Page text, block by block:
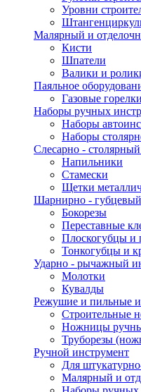
Уровни
Малярный и
Кисти
Шпатели
Валики и
Паяльное
Газовые горелки
Наборы ручных
Наборы
Наборы
Слесарно -
Напильники
Стамески
Щетки
Шарнирно -
Бокорезы
Переставные
Плоскогубцы и
Тонкогубцы и
Ударно - рычажный
Молотки
Кувалды
Режушие и пильные
Строительные
Ножницы
Труборезы
Ручной инструмент
Для
Малярный и